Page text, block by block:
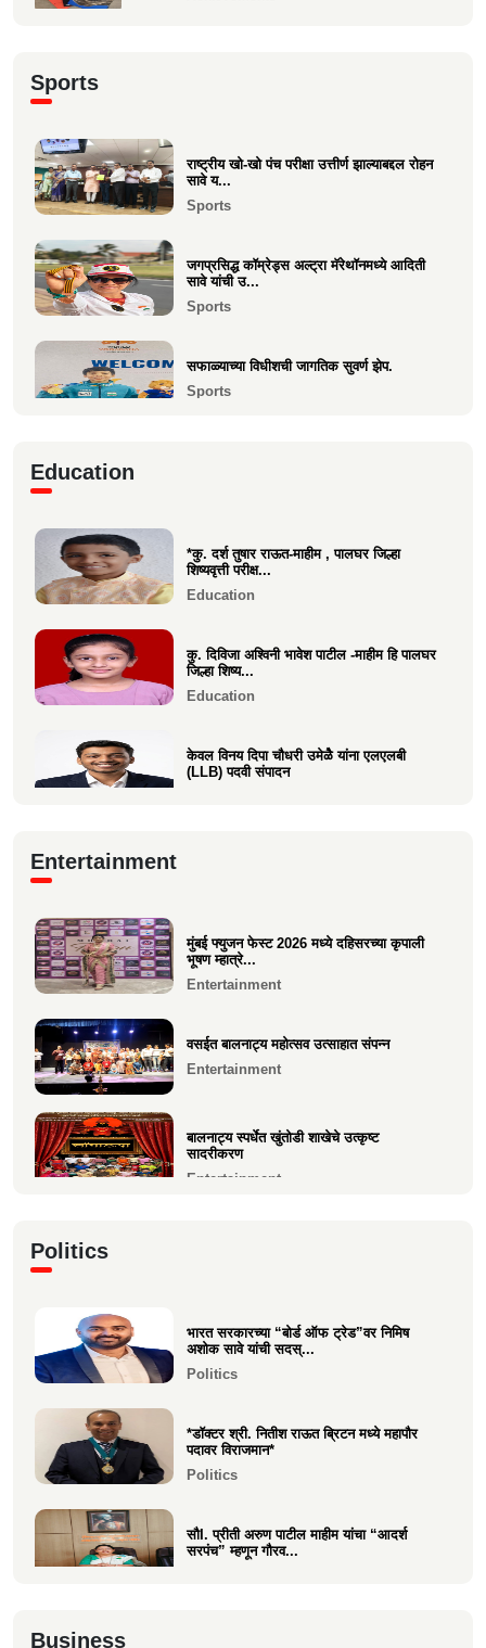
रत...
Achievements
Politics
Education
Sports
राष्ट्रीय खो-खो पंच परीक्षा उत्तीर्ण झाल्याबद्दल रोहन
सावे य...
Sports
जगप्रसिद्ध कॉम्रेड्स अल्ट्रा मॅरेथॉनमध्ये आदिती
सावे यांची उ...
Sports
सफाळ्याच्या विधीशची जागतिक सुवर्ण झेप.
Sports
वसईच्या कु. वीरा चौधरीची पालघर जिल्हा
किकबॉक्सिंग स्पर्धेत स...
Sports
Education
*कु. दर्श तुषार राऊत-माहीम , पालघर जिल्हा
शिष्यवृत्ती परीक्ष...
Education
कु. दिविजा अश्विनी भावेश पाटील -माहीम हि पालघर
जिल्हा शिष्य...
Education
केवल विनय दिपा चौधरी उमेळेै यांना एलएलबी
(LLB) पदवी संपादन
१२ वी CET परीक्षेत सुप्रिया पराग वर्तक (केळवे.
अंबारे) हिचे...
Entertainment
मुंबई फ्युजन फेस्ट 2026 मध्ये दहिसरच्या कृपाली
भूषण म्हात्रे...
Entertainment
वसईत बालनाट्य महोत्सव उत्साहात संपन्न
Entertainment
बालनाट्य स्पर्धेत खुंतोडी शाखेचे उत्कृष्ट
सादरीकरण
Entertainment
नीरज चुरी निर्मित“साबर बोंडं” – अनेक
आंतरराष्ट्रीय पुरस्कारा...
Entertainment
Politics
भारत सरकारच्या “बोर्ड ऑफ ट्रेड”वर निमिष
अशोक सावे यांची सदस्...
Politics
*डॉक्टर श्री. नितीश राऊत ब्रिटन मध्ये महापौर
पदावर विराजमान*
Politics
सौI. प्रीती अरुण पाटील माहीम यांचा “आदर्श
सरपंच” म्हणून गौरव...
Business